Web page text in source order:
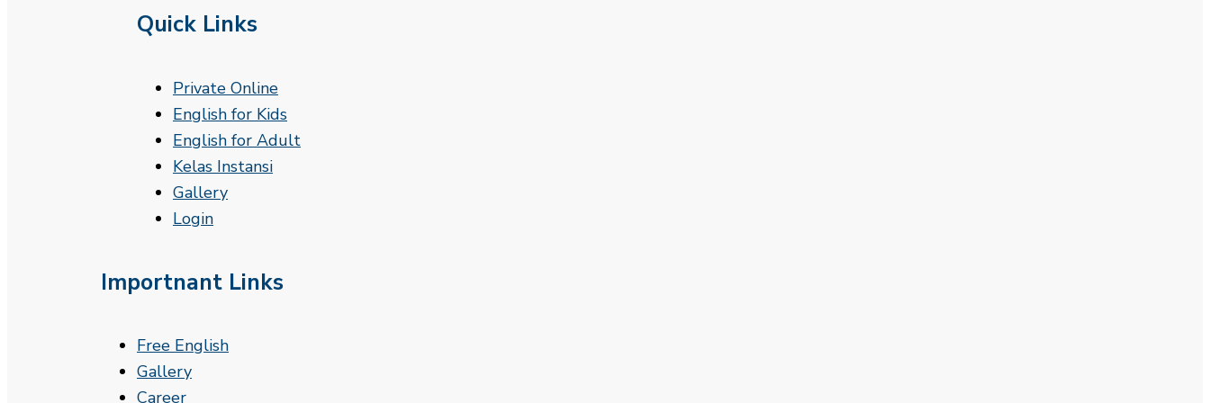
Quick Links
Private Online
English for Kids
English for Adult
Kelas Instansi
Gallery
Login
Importnant Links
Free English
Gallery
Career